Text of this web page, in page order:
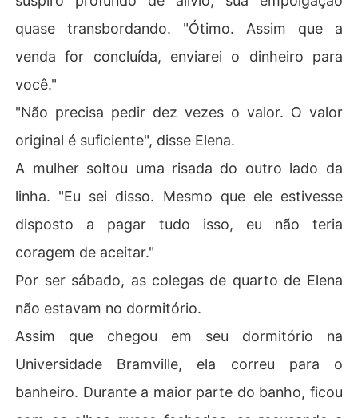
quase transbordando. "Ótimo. Assim que a
venda for concluída, enviarei o dinheiro para
você."
"Não precisa pedir dez vezes o valor. O valor
original é suficiente", disse Elena.
A mulher soltou uma risada do outro lado da
linha. "Eu sei disso. Mesmo que ele estivesse
disposto a pagar tudo isso, eu não teria
coragem de aceitar."
Por ser sábado, as colegas de quarto de Elena
não estavam no dormitório.
Assim que chegou em seu dormitório na
Universidade Bramville, ela correu para o
banheiro. Durante a maior parte do banho, ficou